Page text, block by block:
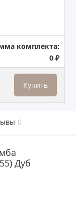
комплекта:
0 ₽
Купить
0
Дуб